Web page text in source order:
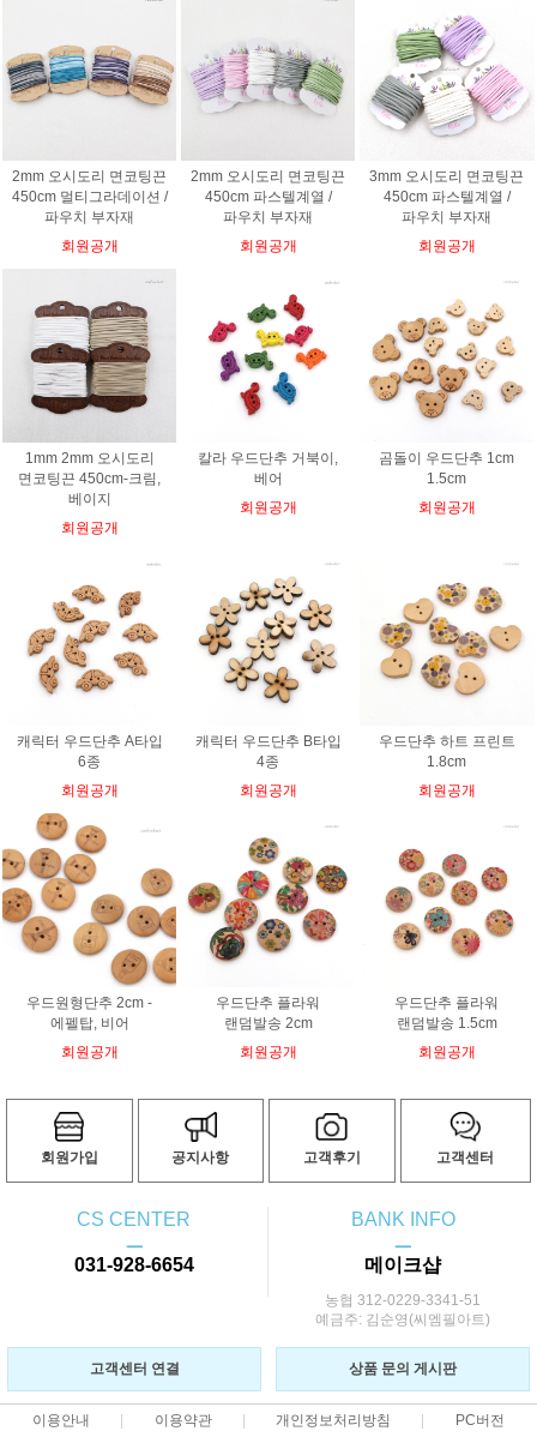
2mm 오시도리 면코팅끈
450cm 멀티그라데이션 /
파우치 부자재
회원공개
2mm 오시도리 면코팅끈
450cm 파스텔계열 /
파우치 부자재
회원공개
3mm 오시도리 면코팅끈
450cm 파스텔계열 /
파우치 부자재
회원공개
1mm 2mm 오시도리
면코팅끈 450cm-크림,
베이지
회원공개
칼라 우드단추 거북이,
베어
회원공개
곰돌이 우드단추 1cm
1.5cm
회원공개
캐릭터 우드단추 A타입
6종
회원공개
캐릭터 우드단추 B타입
4종
회원공개
우드단추 하트 프린트
1.8cm
회원공개
우드원형단추 2cm -
에펠탑, 비어
회원공개
우드단추 플라워
랜덤발송 2cm
회원공개
우드단추 플라워
랜덤발송 1.5cm
회원공개
회원가입 공지사항 고객후기 고객센터
CS CENTER
ㅡ
031-928-6654
BANK INFO
ㅡ
메이크샵
농협 312-0229-3341-51
예금주: 김순영(씨엠필아트)
고객센터 연결 상품 문의 게시판
이용안내 이용약관 개인정보처리방침 PC버전